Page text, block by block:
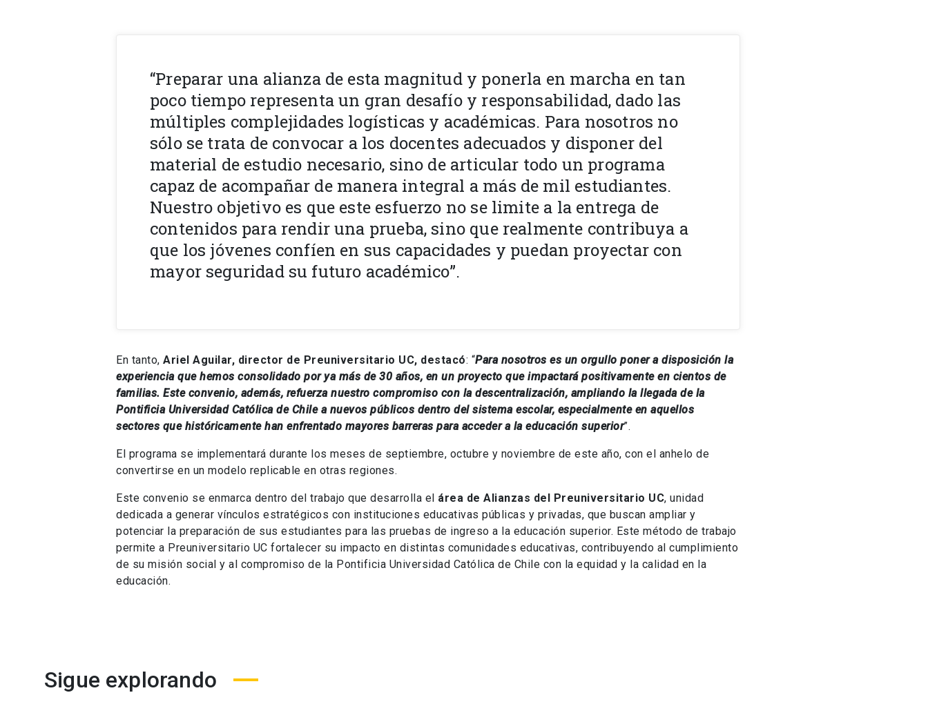
“Preparar una alianza de esta magnitud y ponerla en marcha en tan
poco tiempo representa un gran desafío y responsabilidad, dado las
múltiples complejidades logísticas y académicas. Para nosotros no
sólo se trata de convocar a los docentes adecuados y disponer del
material de estudio necesario, sino de articular todo un programa
capaz de acompañar de manera integral a más de mil estudiantes.
Nuestro objetivo es que este esfuerzo no se limite a la entrega de
contenidos para rendir una prueba, sino que realmente contribuya a
que los jóvenes confíen en sus capacidades y puedan proyectar con
mayor seguridad su futuro académico”.
En tanto, Ariel Aguilar, director de Preuniversitario UC, destacó: “Para nosotros es un orgullo poner a disposición la
experiencia que hemos consolidado por ya más de 30 años, en un proyecto que impactará positivamente en cientos de
familias. Este convenio, además, refuerza nuestro compromiso con la descentralización, ampliando la llegada de la
Pontificia Universidad Católica de Chile a nuevos públicos dentro del sistema escolar, especialmente en aquellos
sectores que históricamente han enfrentado mayores barreras para acceder a la educación superior”.
El programa se implementará durante los meses de septiembre, octubre y noviembre de este año, con el anhelo de
convertirse en un modelo replicable en otras regiones.
Este convenio se enmarca dentro del trabajo que desarrolla el área de Alianzas del Preuniversitario UC, unidad
dedicada a generar vínculos estratégicos con instituciones educativas públicas y privadas, que buscan ampliar y
potenciar la preparación de sus estudiantes para las pruebas de ingreso a la educación superior. Este método de trabajo
permite a Preuniversitario UC fortalecer su impacto en distintas comunidades educativas, contribuyendo al cumplimiento
de su misión social y al compromiso de la Pontificia Universidad Católica de Chile con la equidad y la calidad en la
educación.
Sigue explorando